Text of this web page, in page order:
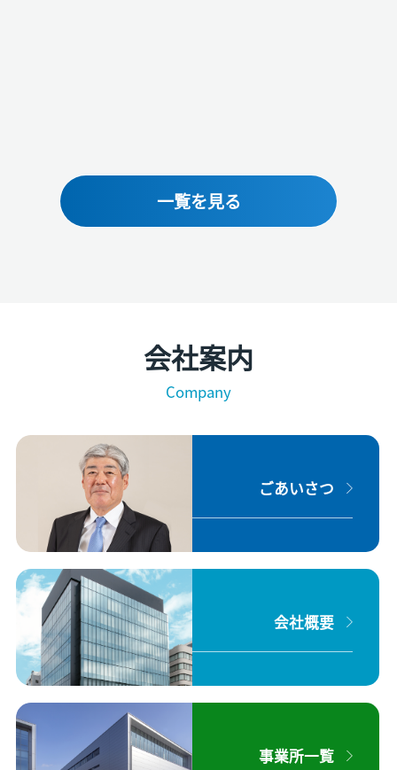
一覧を見る
会社案内
Company
ごあいさつ
会社概要
事業所一覧